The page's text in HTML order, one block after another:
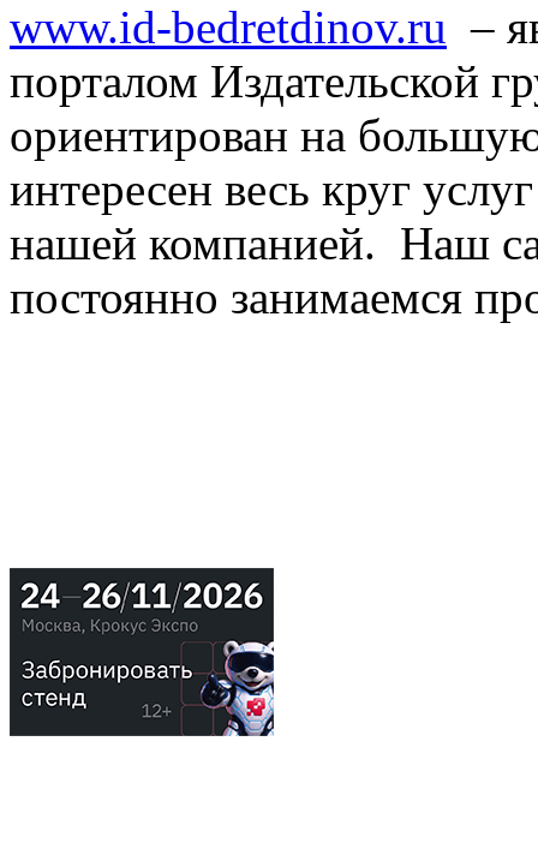
www.id-bedretdinov.ru –
порталом Издательской
ориентирован на
интересен весь круг
нашей компанией. Наш
постоянно занимаемся